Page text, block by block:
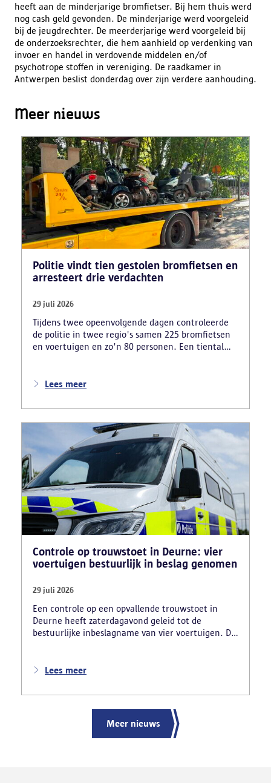
heeft aan de minderjarige bromfietser. Bij hem thuis werd
nog cash geld gevonden. De minderjarige werd voorgeleid
bij de jeugdrechter. De meerderjarige werd voorgeleid bij
de onderzoeksrechter, die hem aanhield op verdenking van
invoer en handel in verdovende middelen en/of
psychotrope stoffen in vereniging. De raadkamer in
Antwerpen beslist donderdag over zijn verdere aanhouding.
Meer nieuws
Politie vindt tien gestolen bromfietsen en
arresteert drie verdachten
29 juli 2026
Tijdens twee opeenvolgende dagen controleerde
de politie in twee regio's samen 225 bromfietsen
en voertuigen en zo'n 80 personen. Een tiental
beslag genomen. Daarnaast arresteerde de politie
motorblokken en inbrekersmateriaal gevonden.
Lees meer
Controle op trouwstoet in Deurne: vier
voertuigen bestuurlijk in beslag genomen
29 juli 2026
Een controle op een opvallende trouwstoet in
Deurne heeft zaterdagavond geleid tot de
bestuurlijke inbeslagname van vier voertuigen. De
nadat meerdere weggebruikers melding hadden
ernstige verkeershinder die dat als gevolg had.
Lees meer
Meer nieuws